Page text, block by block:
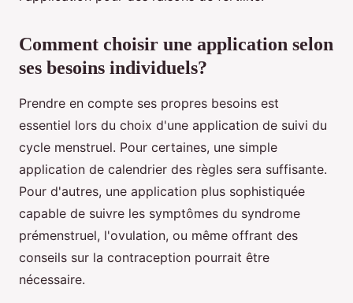
Comment choisir une application selon
ses besoins individuels?
Prendre en compte ses propres besoins est
essentiel lors du choix d'une application de suivi du
cycle menstruel. Pour certaines, une simple
application de calendrier des règles sera suffisante.
Pour d'autres, une application plus sophistiquée
capable de suivre les symptômes du syndrome
prémenstruel, l'ovulation, ou même offrant des
conseils sur la contraception pourrait être
nécessaire.